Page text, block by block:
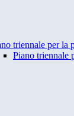
triennale per la
Piano triennale